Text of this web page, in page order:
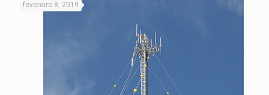
fevereiro 8, 2019